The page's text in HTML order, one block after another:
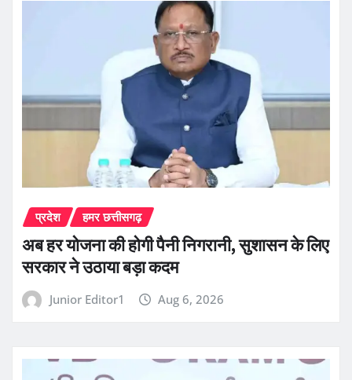
प्रदेश हमर छत्तीसगढ़
अब हर योजना की होगी पैनी निगरानी, सुशासन के लिए
सरकार ने उठाया बड़ा कदम
Junior Editor1 Aug 6, 2026